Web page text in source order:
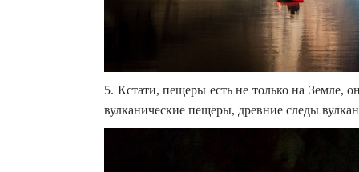
5. Кстати, пещеры есть не только на
вулканические пещеры, древние следы